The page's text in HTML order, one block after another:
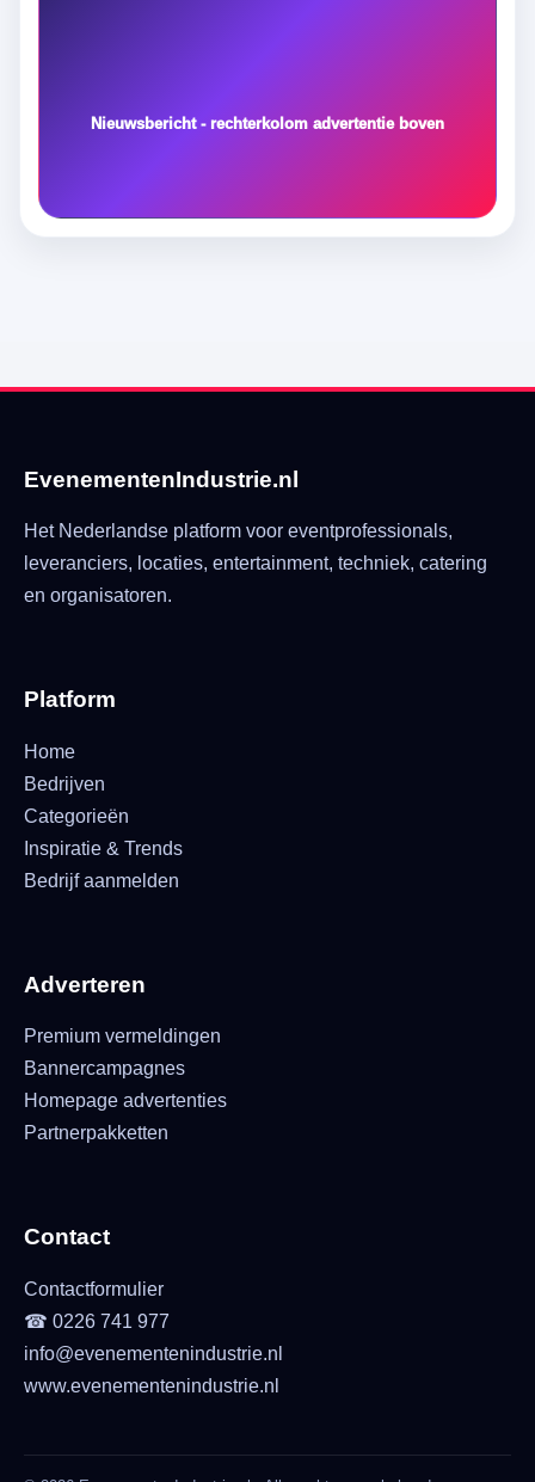
Nieuwsbericht - rechterkolom advertentie boven
EvenementenIndustrie.nl
Het Nederlandse platform voor eventprofessionals,
leveranciers, locaties, entertainment, techniek, catering
en organisatoren.
Platform
Home
Bedrijven
Categorieën
Inspiratie & Trends
Bedrijf aanmelden
Adverteren
Premium vermeldingen
Bannercampagnes
Homepage advertenties
Partnerpakketten
Contact
Contactformulier
☎ 0226 741 977
info@evenementenindustrie.nl
www.evenementenindustrie.nl